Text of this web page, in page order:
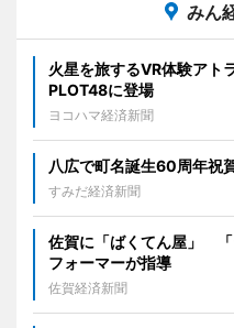
みん
火星を旅するVR体験ア
PLOT48に登場
ヨコハマ経済新聞
八広で町名誕生60周年
すみだ経済新聞
佐賀に「ばくてん屋」 「
フォーマーが指導
佐賀経済新聞